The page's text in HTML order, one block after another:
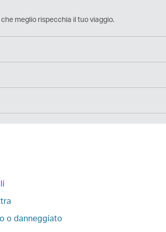
meglio rispecchia il tuo viaggio.
o danneggiato